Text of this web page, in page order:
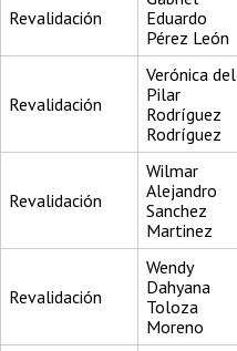
Revalidación
Eduardo
Pérez León
Revalidación
Verónica del
Pilar
Rodríguez
Rodríguez
Revalidación
Wilmar
Alejandro
Sanchez
Martinez
Revalidación
Wendy
Dahyana
Toloza
Moreno